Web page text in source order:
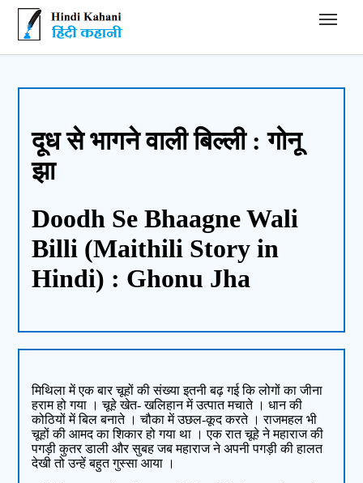
Hindi Kahani - हिंदी कहानी
दूध से भागने वाली बिल्ली : गोनू
झा
Doodh Se Bhaagne Wali
Billi (Maithili Story in
Hindi) : Ghonu Jha
मिथिला में एक बार चूहों की संख्या इतनी बढ़ गई कि लोगों का जीना
हराम हो गया । चूहे खेत- खलिहान में उत्पात मचाते । धान की
कोठियों में बिल बनाते । चौका में उछल-कूद करते । राजमहल भी
चूहों की आमद का शिकार हो गया था । एक रात चूहे ने महाराज की
पगड़ी कुतर डाली और सुबह जब महाराज ने अपनी पगड़ी की हालत
देखी तो उन्हें बहुत गुस्सा आया ।